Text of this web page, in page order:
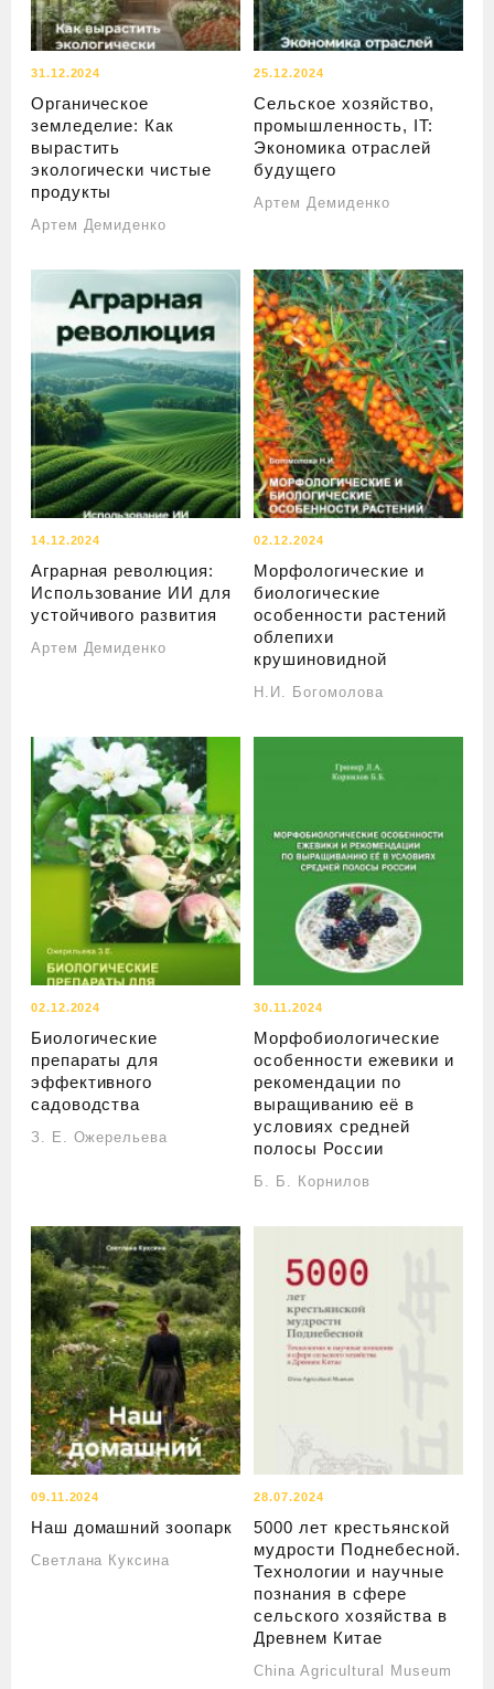
31.12.2024
Органическое
земледелие: Как
вырастить
экологически чистые
продукты
Артем Демиденко
25.12.2024
Сельское хозяйство,
промышленность, IT:
Экономика отраслей
будущего
Артем Демиденко
14.12.2024
Аграрная революция:
Использование ИИ для
устойчивого развития
Артем Демиденко
02.12.2024
Морфологические и
биологические
особенности растений
облепихи
крушиновидной
Н.И. Богомолова
02.12.2024
Биологические
препараты для
эффективного
садоводства
З. Е. Ожерельева
30.11.2024
Морфобиологические
особенности ежевики и
рекомендации по
выращиванию её в
условиях средней
полосы России
Б. Б. Корнилов
09.11.2024
Наш домашний зоопарк
Светлана Куксина
28.07.2024
5000 лет крестьянской
мудрости Поднебесной.
Технологии и научные
познания в сфере
сельского хозяйства в
Древнем Китае
China Agricultural Museum